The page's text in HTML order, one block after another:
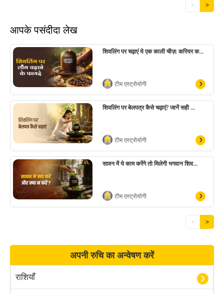
< >
आपके पसंदीदा लेख
शिवलिंग पर चढ़ाएं ये एक काली चीज़: करियर क...
टीम एस्ट्रोयोगी
शिवलिंग पर बेलपत्र कैसे चढ़ाएं? जानें सही ...
टीम एस्ट्रोयोगी
सावन में ये काम करेंगे तो मिलेगी भगवान शिव...
टीम एस्ट्रोयोगी
< >
अपनी रुचि का अन्वेषण करें
राशियाँ